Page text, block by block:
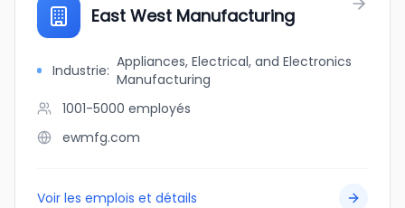
East West Manufacturing
Industrie: Appliances, Electrical, and Electronics
Manufacturing
1001-5000 employés
ewmfg.com
Voir les emplois et détails